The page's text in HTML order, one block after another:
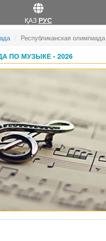
Республиканская
ПО МУЗЫКЕ - 2026
ҚАЗ РУС